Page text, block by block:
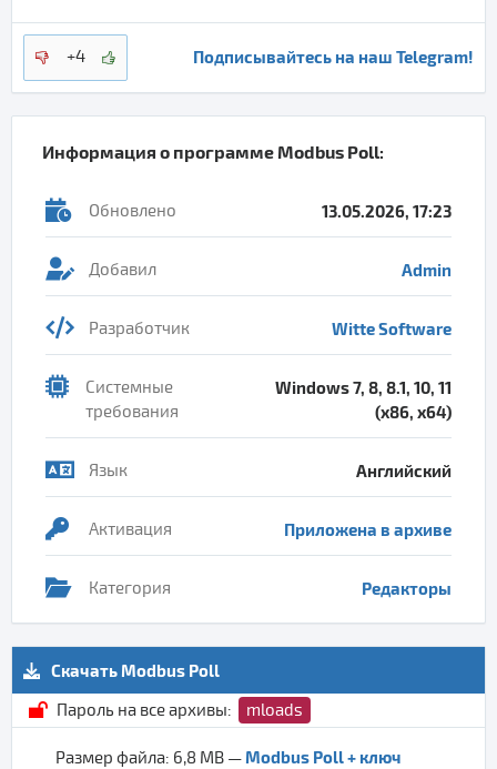
+4 Подписывайтесь на наш Telegram!
Информация о программе Modbus Poll:
Обновлено 13.05.2026, 17:23
Добавил Admin
Разработчик Witte Software
Системные
требования
Windows 7, 8, 8.1, 10, 11
(x86, x64)
Язык Английский
Активация Приложена в архиве
Категория Редакторы
Скачать Modbus Poll
Пароль на все архивы:
mloads
Размер файла: 6,8 MB — Modbus Poll + ключ